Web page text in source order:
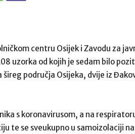
centru Osijek i Zavodu za
uzorka od kojih je sedam bilo
šireg područja Osijeka, dvije iz
s koronavirusom, a na
te se sveukupno u samoizolaciji